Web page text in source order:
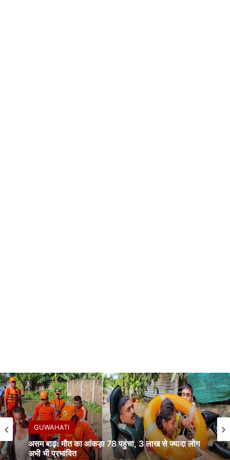
GUWAHATI
असम बाढ़: मौत का आंकड़ा 78 पहुंचा, 3 लाख से ज्यादा लोग
अभी भी प्रभावित